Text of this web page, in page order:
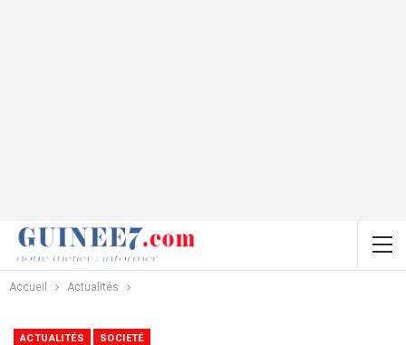
Accueil Actualités
ACTUALITÉS SOCIETÉ